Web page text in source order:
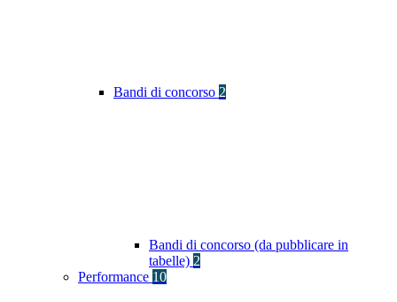
Bandi di concorso 2
Bandi di concorso (da pubblicare in
tabelle) 2
Performance 10